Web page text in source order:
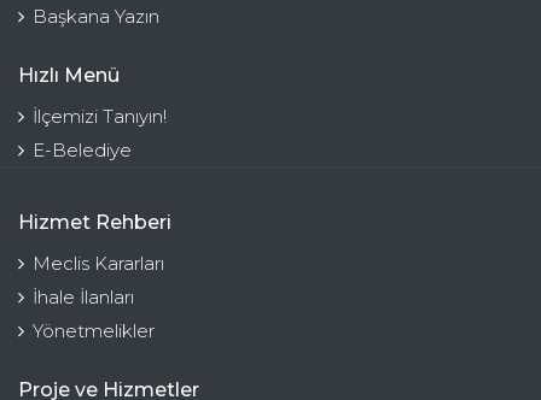
Başkana Yazın
Hızlı Menü
İlçemizi Tanıyın!
E-Belediye
Hizmet Rehberi
Meclis Kararları
İhale İlanları
Yönetmelikler
Proje ve Hizmetler